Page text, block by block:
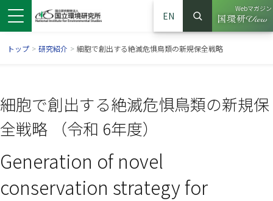
EN
サイト内検索
検索
Webマガジン
（別ウイ
トップ > 研究紹介 > 細胞で創出する絶滅危惧鳥類の新規保全戦略
細胞で創出する絶滅危惧鳥類の新規保
全戦略 （令和 6年度）
Generation of novel
conservation strategy for